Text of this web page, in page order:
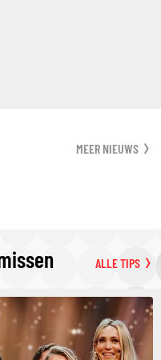
MEER NIEUWS
ALLE TIPS